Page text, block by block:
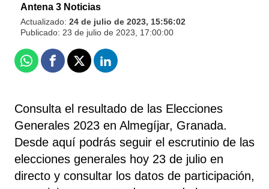
Antena 3 Noticias
Actualizado: 24 de julio de 2023, 15:56:02
Publicado: 23 de julio de 2023, 17:00:00
WhatsappFacebook
X Linkedin
Consulta el resultado de las Elecciones
Generales 2023 en Almegíjar, Granada.
Desde aquí podrás seguir el escrutinio de las
elecciones generales hoy 23 de julio en
directo y consultar los datos de participación,